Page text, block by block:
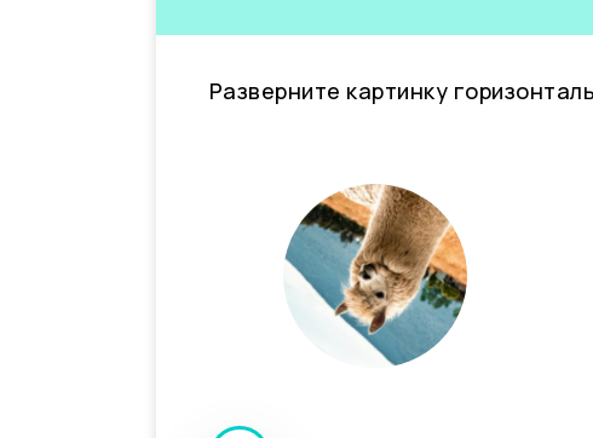
Разверните картинку